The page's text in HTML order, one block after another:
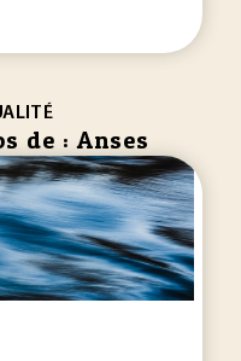
de : Anses